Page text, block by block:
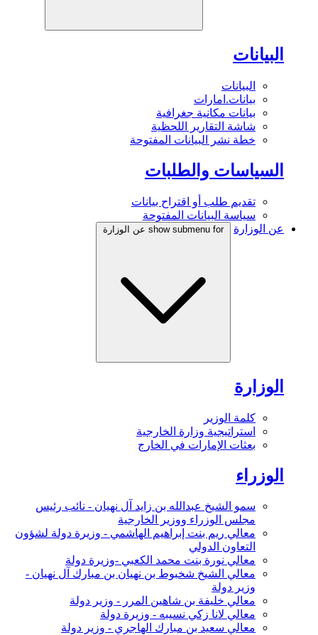
البيانات
البيانات
بيانات.امارات
بيانات مكانية جغرافية
شاشة التقارير اللحظية
خطة نشر البيانات المفتوحة
السياسات والطلبات
تقديم طلب أو اقتراح بيانات
سياسة البيانات المفتوحة
عن الوزارة
show submenu for عن الوزارة
الوزارة
كلمة الوزير
استراتيجية وزارة الخارجية
بعثات الإمارات في الخارج
الوزراء
سمو الشيخ عبدالله بن زايد آل نهيان - نائب رئيس
مجلس الوزراء ووزير الخارجية
معالي ريم بنت إبراهيم الهاشمي - وزيرة دولة لشؤون
التعاون الدولي
معالي نورة بنت محمد الكعبي -وزيرة دولة
معالي الشيخ شخبوط بن نهيان بن مبارك آل نهيان -
وزير دولة
معالي خليفة بن شاهين المرر - وزير دولة
معالي لانا زكي نسيبه - وزيرة دولة
معالي سعيد بن مبارك الهاجري - وزير دولة